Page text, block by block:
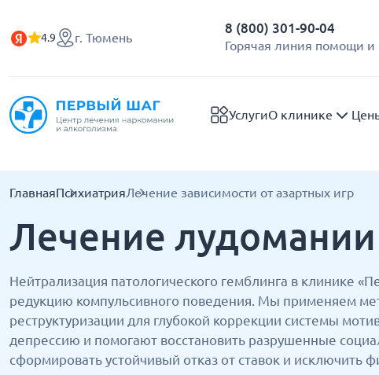
4.9 г. Тюмень
8 (800) 301-90-04
Горячая линия помощи и
УслугиО клинике
ГлавнаяПсихиатрияЛечение зависимости от азартных игр
Лечение
Нейтрализация патологического гемблинга в клинике
редукцию компульсивного поведения. Мы применяем
реструктуризации для глубокой коррекции системы
депрессию и помогают восстановить разрушенные
сформировать устойчивый отказ от ставок и исключить